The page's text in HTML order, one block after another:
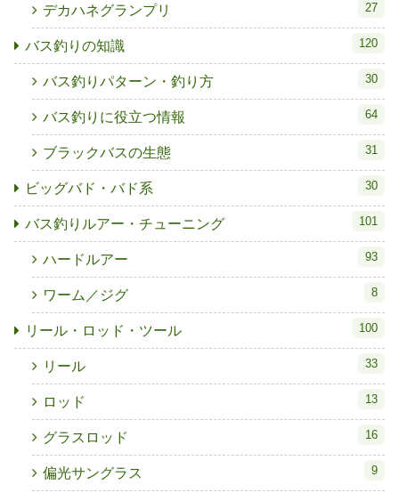
デカハネグランプリ 27
バス釣りの知識 120
バス釣りパターン・釣り方 30
バス釣りに役立つ情報 64
ブラックバスの生態 31
ビッグバド・バド系 30
バス釣りルアー・チューニング 101
ハードルアー 93
ワーム／ジグ 8
リール・ロッド・ツール 100
リール 33
ロッド 13
グラスロッド 16
偏光サングラス 9